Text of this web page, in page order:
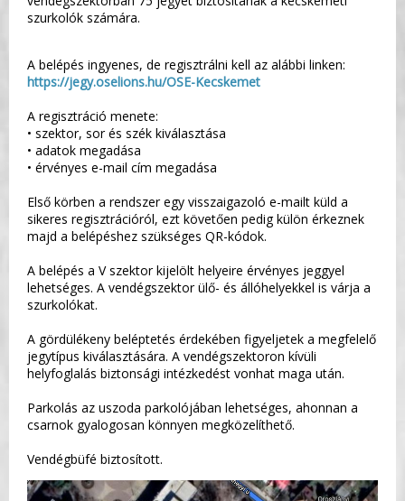
szurkolók számára.
A belépés ingyenes, de regisztrálni kell az alábbi linken:
https://jegy.oselions.hu/OSE-Kecskemet
A regisztráció menete:
• szektor, sor és szék kiválasztása
• adatok megadása
• érvényes e-mail cím megadása
Első körben a rendszer egy visszaigazoló e-mailt küld a
sikeres regisztrációról, ezt követően pedig külön érkeznek
majd a belépéshez szükséges QR-kódok.
A belépés a V szektor kijelölt helyeire érvényes jeggyel
lehetséges. A vendégszektor ülő- és állóhelyekkel is várja a
szurkolókat.
A gördülékeny beléptetés érdekében figyeljetek a megfelelő
jegytípus kiválasztására. A vendégszektoron kívüli
helyfoglalás biztonsági intézkedést vonhat maga után.
Parkolás az uszoda parkolójában lehetséges, ahonnan a
csarnok gyalogosan könnyen megközelíthető.
Vendégbüfé biztosított.